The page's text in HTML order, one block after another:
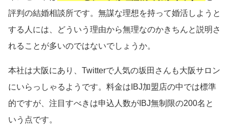
評判の結婚相談所です。無謀な理想を持って婚活しようと
する人には、どういう理由から無理なのかきちんと説明さ
れることが多いのではないでしょうか。
本社は大阪にあり、Twitterで人気の坂田さんも大阪サロン
にいらっしゃるようです。料金はIBJ加盟店の中では標準
的ですが、注目すべきは申込人数がIBJ無制限の200名と
いう点です。